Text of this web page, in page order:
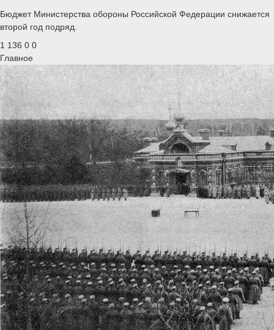
Бюджет Министерства обороны Российской Федерации снижается
второй год подряд.
1 136 0 0
Главное